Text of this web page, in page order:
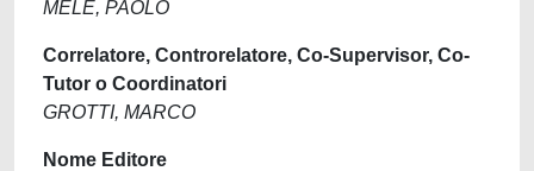
MELE, PAOLO
Correlatore, Controrelatore, Co-Supervisor, Co-
Tutor o Coordinatori
GROTTI, MARCO
Nome Editore